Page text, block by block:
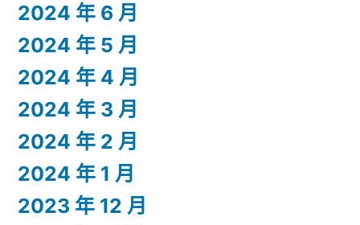
2024 年 6 月
2024 年 5 月
2024 年 4 月
2024 年 3 月
2024 年 2 月
2024 年 1 月
2023 年 12 月